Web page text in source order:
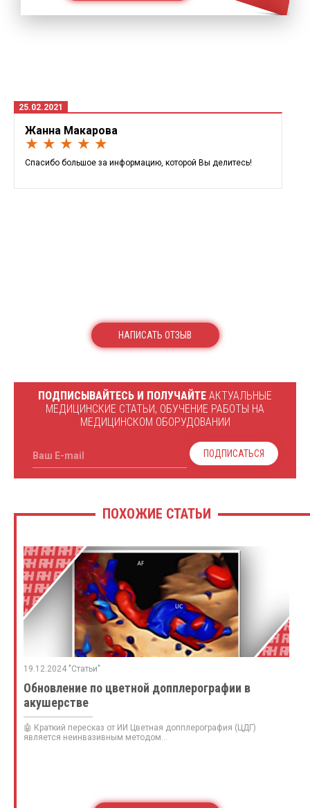
25.02.2021
Жанна Макарова
★ ★ ★ ★ ★
Спасибо большое за информацию, которой Вы делитесь!
НАПИСАТЬ ОТЗЫВ
ПОДПИСЫВАЙТЕСЬ И ПОЛУЧАЙТЕ АКТУАЛЬНЫЕ
МЕДИЦИНСКИЕ СТАТЬИ, ОБУЧЕНИЕ РАБОТЫ НА
МЕДИЦИНСКОМ ОБОРУДОВАНИИ
Ваш E-mail ПОДПИСАТЬСЯ
ПОХОЖИЕ СТАТЬИ
19.12.2024 "Статьи"
Обновление по цветной допплерографии в
акушерстве
🤖 Краткий пересказ от ИИ Цветная допплерография (ЦДГ)
является неинвазивным методом...